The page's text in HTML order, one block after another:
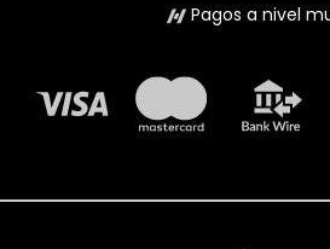
Pagos a nivel